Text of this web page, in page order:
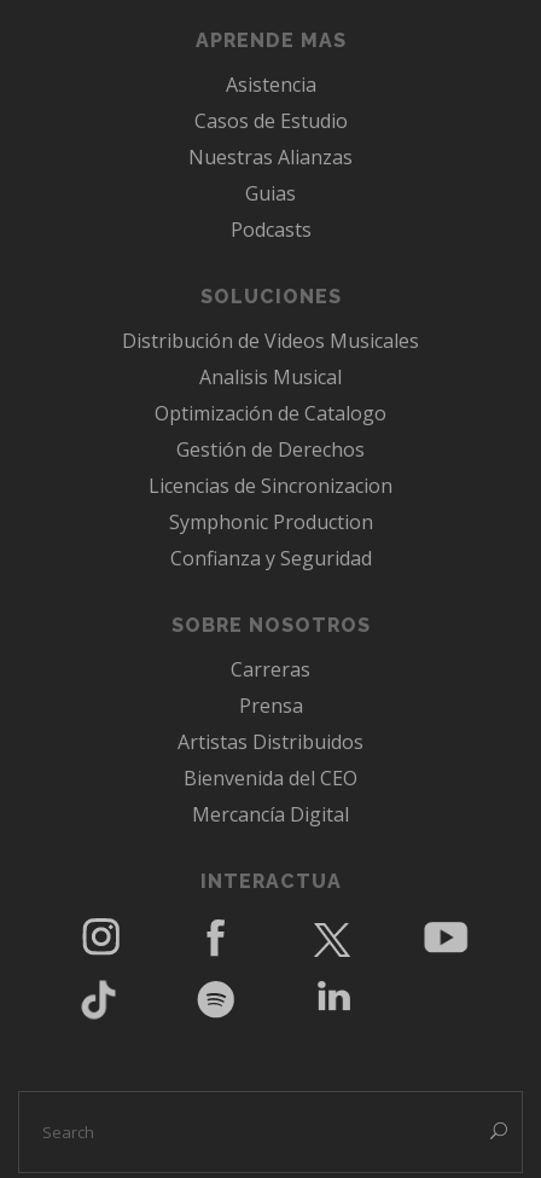
APRENDE MAS
Asistencia
Casos de Estudio
Nuestras Alianzas
Guias
Podcasts
SOLUCIONES
Distribución de Videos Musicales
Analisis Musical
Optimización de Catalogo
Gestión de Derechos
Licencias de Sincronizacion
Symphonic Production
Confianza y Seguridad
SOBRE NOSOTROS
Carreras
Prensa
Artistas Distribuidos
Bienvenida del CEO
Mercancía Digital
INTERACTUA